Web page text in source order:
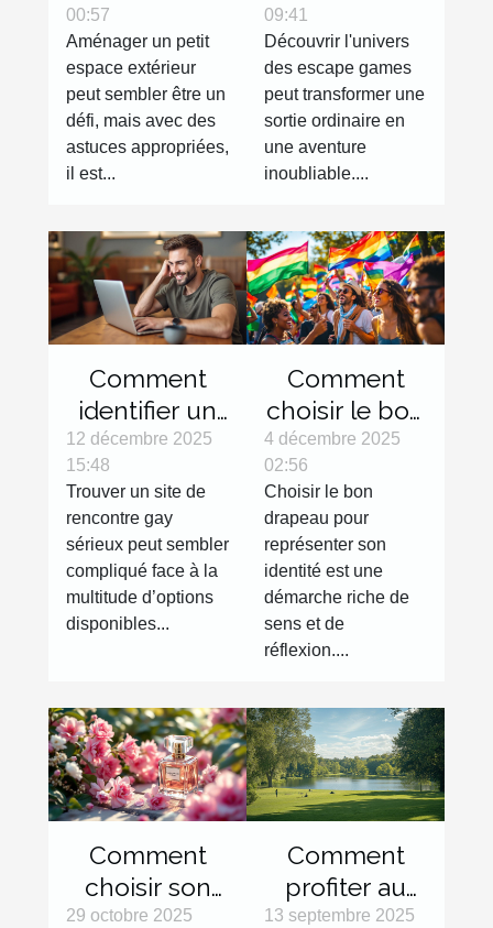
extérieur
efficacement
?
00:57
Aménager un petit
espace extérieur
peut sembler être un
défi, mais avec des
astuces appropriées,
il est...
game parfait
pour votre
prochaine
sortie ?
09:41
Découvrir l'univers
des escape games
peut transformer une
sortie ordinaire en
une aventure
inoubliable....
Comment
identifier un
site de
rencontre
gay sérieux ?
12 décembre 2025
15:48
Trouver un site de
rencontre gay
sérieux peut sembler
compliqué face à la
multitude d’options
disponibles...
Comment
choisir le bon
drapeau pour
représenter
votre
identité?
4 décembre 2025
02:56
Choisir le bon
drapeau pour
représenter son
identité est une
démarche riche de
sens et de
réflexion....
Comment
choisir son
eau de
29 octobre 2025
Comment
profiter au
maximum
13 septembre 2025